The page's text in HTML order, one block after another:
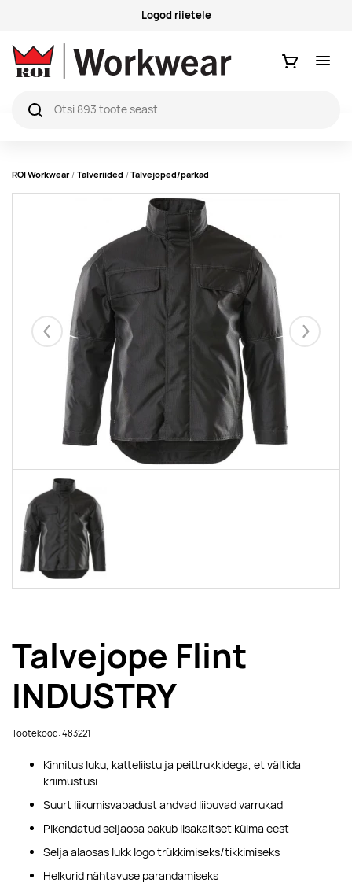
Logod riietele
Ostukorv
ROI Workwear Talveriided Talvejoped/parkad
Eelmised
Talvejope Flint
INDUSTRY
Tootekood: 483221
Kinnitus luku, katteliistu ja peittrukkidega, et vältida
kriimustusi
Suurt liikumisvabadust andvad liibuvad varrukad
Pikendatud seljaosa pakub lisakaitset külma eest
Selja alaosas lukk logo trükkimiseks/tikkimiseks
Helkurid nähtavuse parandamiseks